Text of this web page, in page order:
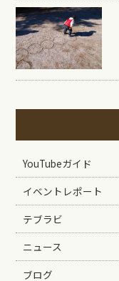
YouTubeガイド
イベントレポート
テブラビ
ニュース
ブログ